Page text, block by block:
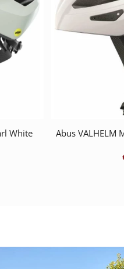
White
Abus VALHELM